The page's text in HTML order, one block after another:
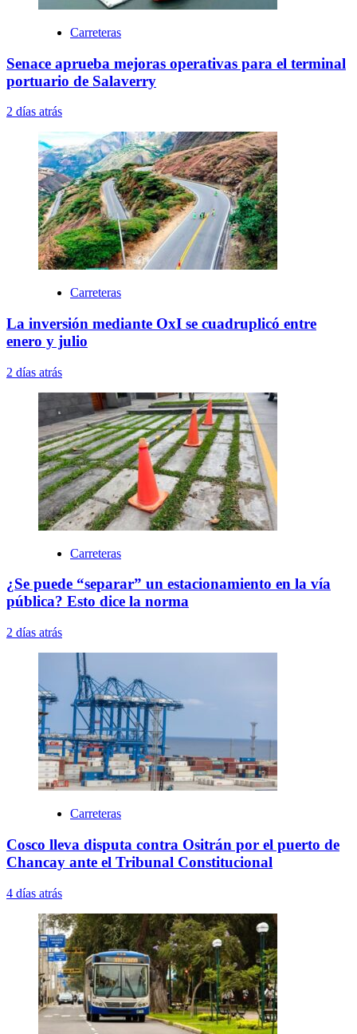
Carreteras
Senace aprueba mejoras operativas para el terminal
portuario de Salaverry
2 días atrás
Carreteras
La inversión mediante OxI se cuadruplicó entre
enero y julio
2 días atrás
Carreteras
¿Se puede “separar” un estacionamiento en la vía
pública? Esto dice la norma
2 días atrás
Carreteras
Cosco lleva disputa contra Ositrán por el puerto de
Chancay ante el Tribunal Constitucional
4 días atrás